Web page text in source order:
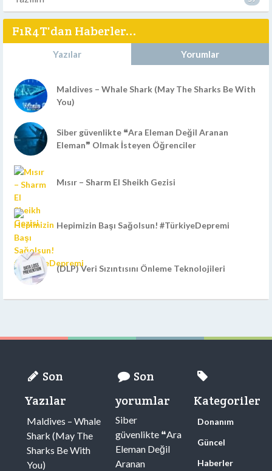
F1R4T'dan Haberler...
Yazılar Yorumlar
Maldives – Whale Shark (May The Sharks Be With
You)
Siber güvenlikte ❝Ara Eleman Değil Aranan
Eleman❞ Olmak İsteyen Öğrenciler
Mısır – Sharm El Sheikh Gezisi
Hepimizin Başı Sağolsun! #TürkiyeDepremi
(DLP) Veri Sızıntısını Önleme Teknolojileri
Son
Yazılar
Maldives – Whale
Shark (May The
Sharks Be With
You)
Son
yorumlar
Siber
güvenlikte ❝Ara
Eleman Değil
Aranan
Kategoriler
Donanım
Güncel
Haberler